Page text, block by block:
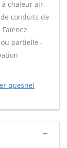
à chaleur air-
conduits de
partielle -
quesnel